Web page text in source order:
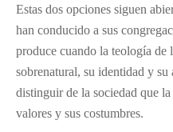
Estas dos opciones siguen
han conducido a sus
produce cuando la teología de
sobrenatural, su identidad y
distinguir de la sociedad que
valores y sus costumbres.